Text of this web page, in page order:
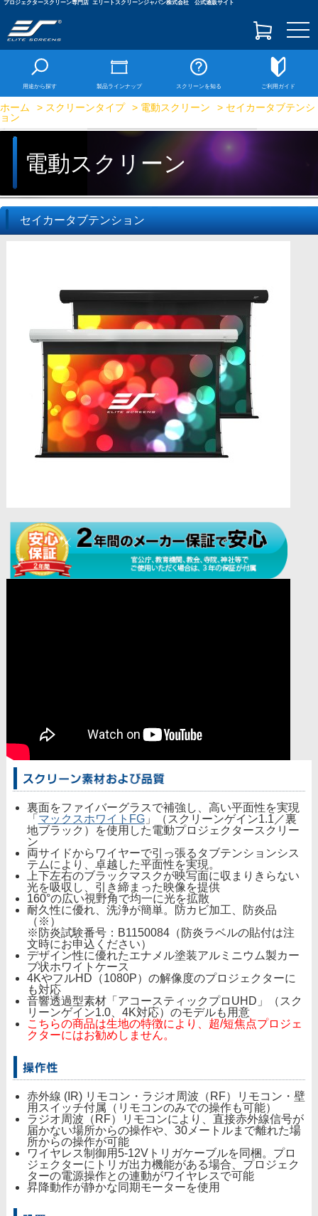
プロジェクタースクリーン専門店 エリートスクリーンジャパン株式会社 公式通販サイト
用途から探す 製品ラインナップ スクリーンを知る ご利用ガイド
ホーム > スクリーンタイプ > 電動スクリーン
> セイカータブテンシ
ョン
電動スクリーン
セイカータブテンション
裏面をファイバーグラスで補強し、高い平面性を実現
「 マックスホワイトFG」（スクリーンゲイン1.1／裏
地ブラック）を使用した電動プロジェクタースクリー
ン
両サイドからワイヤーで引っ張るタブテンションシス
テムにより、卓越した平面性を実現。
上下左右のブラックマスクが映写面に収まりきらない
光を吸収し、引き締まった映像を提供
160°の広い視野角で均一に光を拡散
耐久性に優れ、洗浄が簡単。防カビ加工、防炎品
（※）
※防炎試験番号：B1150084（防炎ラベルの貼付は注
文時にお申込ください）
デザイン性に優れたエナメル塗装アルミニウム製カー
ブ状ホワイトケース
4KやフルHD（1080P）の解像度のプロジェクターに
も対応
音響透過型素材「アコースティックプロUHD」（スク
リーンゲイン1.0、4K対応）のモデルも用意
こちらの商品は生地の特徴により、超/短焦点プロジェ
クターにはお勧めしません。
赤外線 (IR) リモコン・ラジオ周波（RF）リモコン・壁
用スイッチ付属（リモコンのみでの操作も可能）
ラジオ周波（RF）リモコンにより、直接赤外線信号が
届かない場所からの操作や、30メートルまで離れた場
所からの操作が可能
ワイヤレス制御用5-12Vトリガケーブルを同梱。プロ
ジェクターにトリガ出力機能がある場合、プロジェク
ターの電源操作との連動がワイヤレスで可能
昇降動作が静かな同期モーターを使用